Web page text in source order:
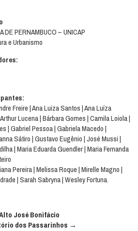
DE PERNAMBUCO – UNICAP
e Urbanismo
Freire | Ana Luiza Santos | Ana Luíza
Lucena | Bárbara Gomes | Camila Loiola |
| Gabriel Pessoa | Gabriela Macedo |
Sátiro | Gustavo Eugênio | José Mussi |
| Maria Eduarda Guendler | Maria Fernanda
Pereira | Melissa Roque | Mirelle Magno |
| Sarah Sabryna | Wesley Fortuna.
José Bonifácio
dos Passarinhos →